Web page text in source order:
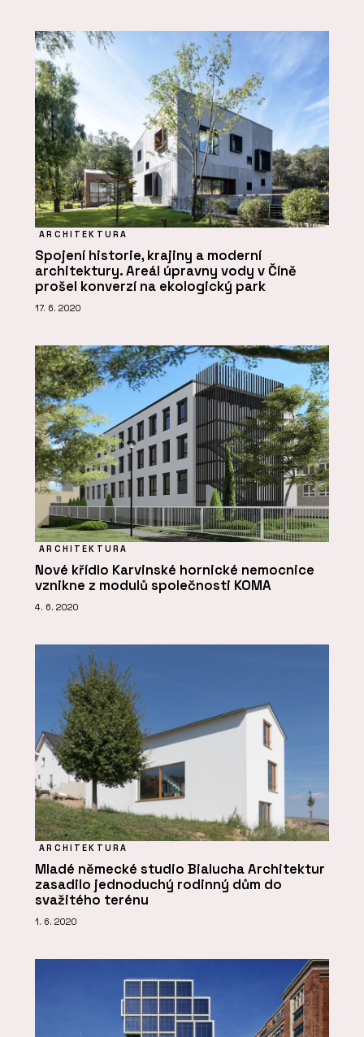
ARCHITEKTURA
Spojení historie, krajiny a moderní
architektury. Areál úpravny vody v Číně
prošel konverzí na ekologický park
17. 6. 2020
ARCHITEKTURA
Nové křídlo Karvinské hornické nemocnice
vznikne z modulů společnosti KOMA
4. 6. 2020
ARCHITEKTURA
Mladé německé studio Bialucha Architektur
zasadilo jednoduchý rodinný dům do
svažitého terénu
1. 6. 2020